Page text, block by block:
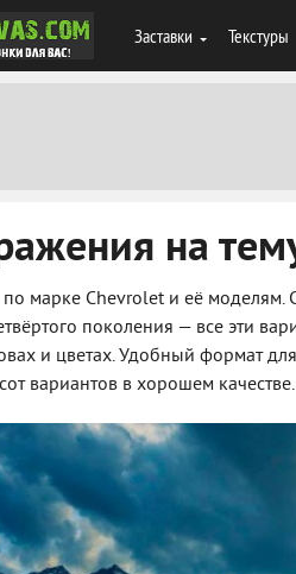
Заставки Текстуры
на
марке Chevrolet и её моделям.
поколения — все эти
и цветах. Удобный формат
вариантов в хорошем качестве.